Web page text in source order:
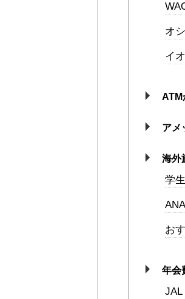
オ
イ
ATM
アメ
海外
学
お
年会
JAL